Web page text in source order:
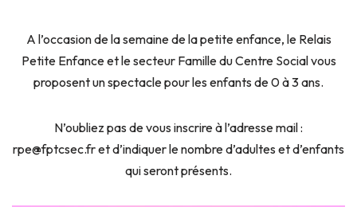
A l’occasion de la semaine de la petite enfance, le Relais
Petite Enfance et le secteur Famille du Centre Social vous
proposent un spectacle pour les enfants de 0 à 3 ans.
N’oubliez pas de vous inscrire à l’adresse mail :
rpe@fptcsec.fr et d’indiquer le nombre d’adultes et d’enfants
qui seront présents.